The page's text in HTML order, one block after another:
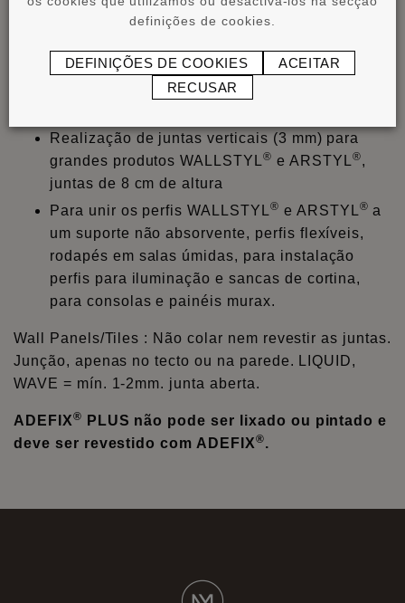
teste no substrato e no perfil. Observe sempre as
técnicos.
Realização de juntas verticais (3 mm) para
grandes produtos WALLSTYL® e ARSTYL®,
juntas de 8 cm de altura
Para unir os perfis WALLSTYL® e ARSTYL® a
um suporte não absorvente, perfis flexíveis,
rodapés em salas úmidas, para instalação
perfis para iluminação e sancas de cortina,
para consolas e painéis murax.
Wall Panels/Tiles : Não colar nem revestir as juntas.
Junção, apenas no tecto ou na parede. LIQUID,
WAVE = mín. 1-2mm. junta aberta.
ADEFIX®
PLUS não pode ser lixado ou pintado e
deve ser revestido com ADEFIX®.
definições de cookies.
DEFINIÇÕES DE COOKIES
ACEITAR
RECUSAR